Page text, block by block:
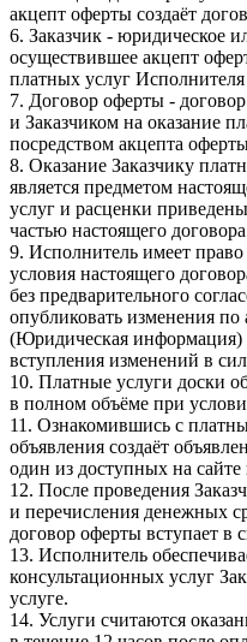
акцепт оферты создаёт
6. Заказчик - юридическое
осуществившее акцепт
платных услуг
7. Договор оферты -
и Заказчиком на оказание
посредством акцепта
8. Оказание Заказчику
является предметом
услуг и расценки
частью настоящего
9. Исполнитель имеет
условия настоящего
без предварительного
опубликовать изменения по
(Юридическая информация)
вступления изменений в
10. Платные услуги доски
в полном объёме при
11. Ознакомившись с
объявления создаёт
один из доступных на
12. После проведения
и перечисления денежных
договор оферты вступает в
13. Исполнитель
консультационных услуг
услуге.
14. Услуги считаются